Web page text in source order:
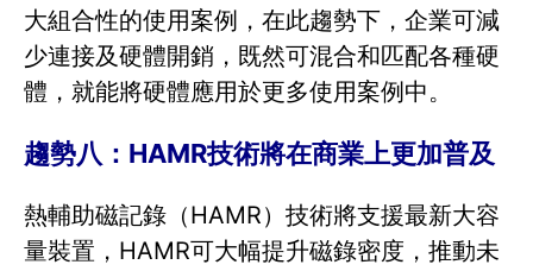
大組合性的使用案例，在此趨勢下，企業可減
少連接及硬體開銷，既然可混合和匹配各種硬
體，就能將硬體應用於更多使用案例中。
趨勢八：HAMR技術將在商業上更加普及
熱輔助磁記錄（HAMR）技術將支援最新大容
量裝置，HAMR可大幅提升磁錄密度，推動未